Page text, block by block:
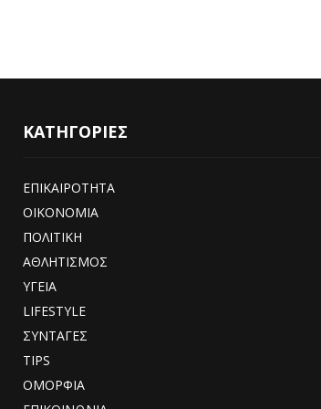
ΚΑΤΗΓΟΡΙΕΣ
ΕΠΙΚΑΙΡΟΤΗΤΑ
ΟΙΚΟΝΟΜΙΑ
ΠΟΛΙΤΙΚΗ
ΑΘΛΗΤΙΣΜΟΣ
ΥΓΕΙΑ
LIFESTYLE
ΣΥΝΤΑΓΕΣ
TIPS
ΟΜΟΡΦΙΑ